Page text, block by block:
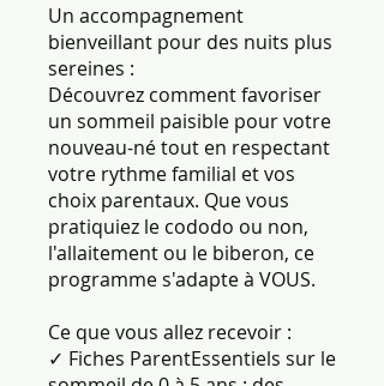
Un accompagnement
bienveillant pour des nuits plus
sereines :
Découvrez comment favoriser
un sommeil paisible pour votre
nouveau-né tout en respectant
votre rythme familial et vos
choix parentaux. Que vous
pratiquiez le cododo ou non,
l'allaitement ou le biberon, ce
programme s'adapte à VOUS.
Ce que vous allez recevoir :
✓ Fiches ParentEssentiels sur le